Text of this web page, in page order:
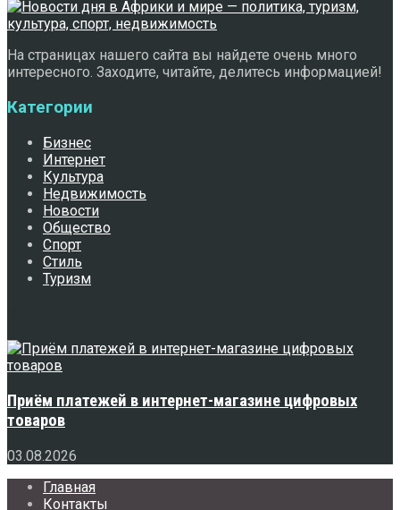
На страницах нашего сайта вы найдете очень много
интересного. Заходите, читайте, делитесь информацией!
Категории
Бизнес
Интернет
Культура
Недвижимость
Новости
Общество
Спорт
Стиль
Туризм
Приём платежей в интернет-магазине цифровых
товаров
03.08.2026
Главная
Контакты